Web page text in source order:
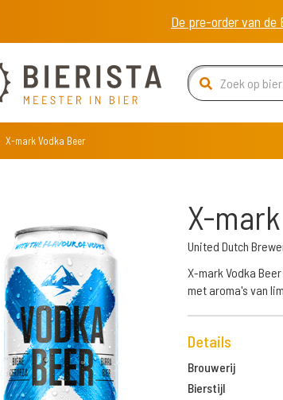
De pre-order van
X-mark Vodka Beer
X-
United Dutch
X-mark Vodka
met aroma's van
Details
Brouwerij
Bierstijl